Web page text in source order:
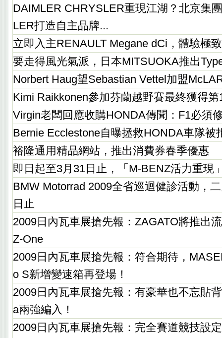
DAIMLER CHRYSLER重現江湖？北京集
LER打造自主品牌...
立即入主RENAULT Megane dCi，體驗極
要走得風光氣派，日本MITSUOKA推出
Norbert Haug望Sebastian Vettel加盟
Kimi Raikkonen參加芬蘭越野賽最終獲得第
Virgin老闆回應收購HONDA傳聞：F1必須
Bernie Ecclestone自曝拯救HONDA車隊被
裕隆通用精品網站，推出消費券春季優惠
即日起至3月31日止，「M-BENZ活力重現
BMW Motorrad 2009全省巡迴健診活動，
日止
2009日內瓦車展搶先報：ZAGATO將推出
Z-One
2009日內瓦車展搶先報：符合期待，
o S新增變速箱再登場！
2009日內瓦車展搶先報：有豪華也不忘貼
a兩強編入！
2009日內瓦車展搶先報：完全賽道競技設